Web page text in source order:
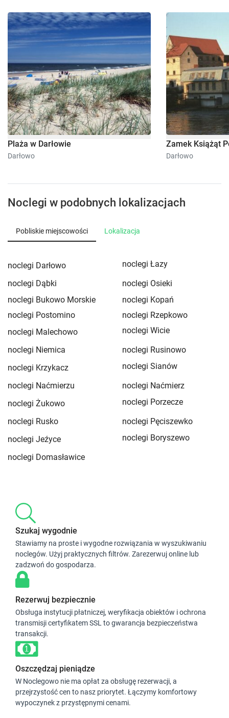
Plaża w Darłowie
Darłowo
Zamek Książąt
Darłowo
Noclegi w podobnych lokalizacjach
Pobliskie miejscowości Lokalizacja
noclegi Darłowo
noclegi Łazy
noclegi Dąbki
noclegi Osieki
noclegi Bukowo Morskie
noclegi Kopań
noclegi Postomino
noclegi Rzepkowo
noclegi Malechowo
noclegi Wicie
noclegi Niemica
noclegi Rusinowo
noclegi Krzykacz
noclegi Sianów
noclegi Naćmierzu
noclegi Naćmierz
noclegi Żukowo
noclegi Porzecze
noclegi Rusko
noclegi Pęciszewko
noclegi Jeźyce
noclegi Boryszewo
noclegi Domasławice
Szukaj wygodnie
Stawiamy na proste i wygodne rozwiązania w wyszukiwaniu
noclegów. Użyj praktycznych filtrów. Zarezerwuj online lub
zadzwoń do gospodarza.
Rezerwuj bezpiecznie
Obsługa instytucji płatniczej, weryfikacja obiektów i ochrona
transmisji certyfikatem SSL to gwarancja bezpieczeństwa
transakcji.
Oszczędzaj pieniądze
W Noclegowo nie ma opłat za obsługę rezerwacji, a
przejrzystość cen to nasz priorytet. Łączymy komfortowy
wypoczynek z przystępnymi cenami.